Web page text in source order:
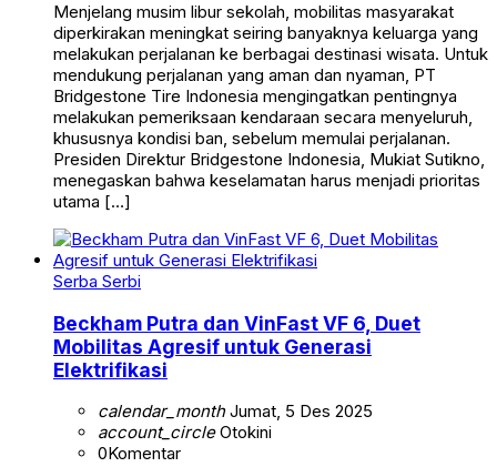
Menjelang musim libur sekolah, mobilitas masyarakat
diperkirakan meningkat seiring banyaknya keluarga yang
melakukan perjalanan ke berbagai destinasi wisata. Untuk
mendukung perjalanan yang aman dan nyaman, PT
Bridgestone Tire Indonesia mengingatkan pentingnya
melakukan pemeriksaan kendaraan secara menyeluruh,
khususnya kondisi ban, sebelum memulai perjalanan.
Presiden Direktur Bridgestone Indonesia, Mukiat Sutikno,
menegaskan bahwa keselamatan harus menjadi prioritas
utama […]
Serba Serbi
Beckham Putra dan VinFast VF 6, Duet
Mobilitas Agresif untuk Generasi
Elektrifikasi
calendar_monthJumat, 5 Des 2025
account_circleOtokini
0Komentar